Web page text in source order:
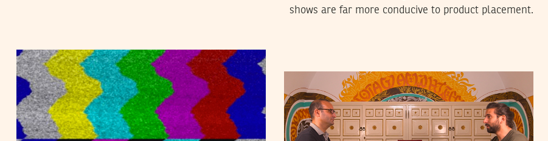
shows are far more conducive to product placement.